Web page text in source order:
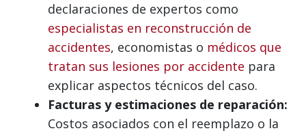
declaraciones de expertos como
especialistas en reconstrucción de
accidentes, economistas o médicos que
tratan sus lesiones por accidente para
explicar aspectos técnicos del caso.
Facturas y estimaciones de reparación:
Costos asociados con el reemplazo o la